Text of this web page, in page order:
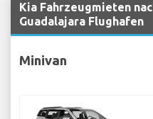
Kia Fahrzeugmieten
Guadalajara Flughafen
Minivan